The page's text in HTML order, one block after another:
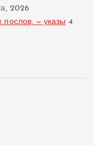
2026
послов, — указы 4